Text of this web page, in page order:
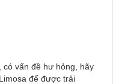
có vấn đề hư hỏng, hãy
để được trải